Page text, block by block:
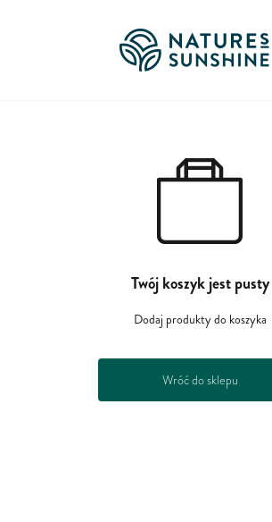
Twój koszyk jest pusty
Dodaj produkty do koszyka
Wróć do sklepu